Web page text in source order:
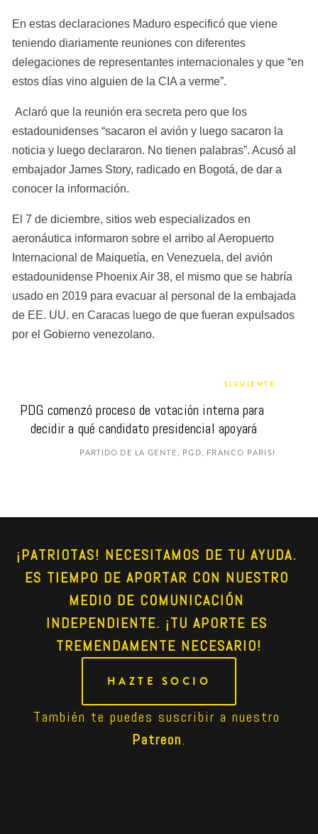
En estas declaraciones Maduro especificó que viene
teniendo diariamente reuniones con diferentes
delegaciones de representantes internacionales y que “en
estos días vino alguien de la CIA a verme”.
Aclaró que la reunión era secreta pero que los
estadounidenses “sacaron el avión y luego sacaron la
noticia y luego declararon. No tienen palabras”. Acusó al
embajador James Story, radicado en Bogotá, de dar a
conocer la información.
El 7 de diciembre, sitios web especializados en
aeronáutica informaron sobre el arribo al Aeropuerto
Internacional de Maiquetía, en Venezuela, del avión
estadounidense Phoenix Air 38, el mismo que se habría
usado en 2019 para evacuar al personal de la embajada
de EE. UU. en Caracas luego de que fueran expulsados
por el Gobierno venezolano.
SIGUIENTE
PDG comenzó proceso de votación interna para
decidir a qué candidato presidencial apoyará
PARTIDO DE LA GENTE, PGD, FRANCO PARISI
¡PATRIOTAS! NECESITAMOS DE TU AYUDA.
ES TIEMPO DE APORTAR CON NUESTRO
MEDIO DE COMUNICACIÓN
INDEPENDIENTE. ¡TU APORTE ES
TREMENDAMENTE NECESARIO!
HAZTE SOCIO
Patreon.